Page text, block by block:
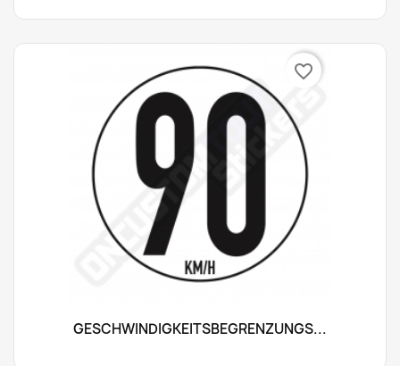
GESCHWINDIGKEITSBEGRENZUNGS...
favorite_border